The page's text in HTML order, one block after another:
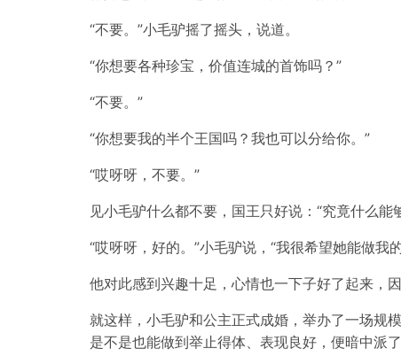
“不要。”小毛驴摇了摇头，说道。
“你想要各种珍宝，价值连城的首饰吗？”
“不要。”
“你想要我的半个王国吗？我也可以分给你。”
“哎呀呀，不要。”
见小毛驴什么都不要，国王只好说：“究竟什么
“哎呀呀，好的。”小毛驴说，“我很希望她能做我
他对此感到兴趣十足，心情也一下子好了起来，
就这样，小毛驴和公主正式成婚，举办了一场规
是不是也能做到举止得体、表现良好，便暗中派